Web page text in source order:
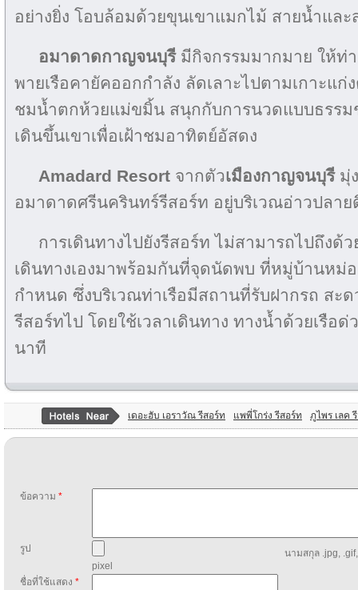
อย่างยิ่ง โอบล้อมด้วยขุนเขาแมกไม้ สายน้ำแล
อมาดาดกาญจนบุรี มีกิจกรรมมากมาย ให้ท่
พายเรือคายัคออกกำลัง ลัดเลาะไปตามเกาะแก่
ชมน้ำตกห้วยแม่ขมิ้น สนุกกับการนวดแบบธรรม
เดินขึ้นเขาเพื่อเฝ้าชมอาทิตย์อัสดง
Amadard Resort จากตัวเมืองกาญจนบุรีมุ่
อมาดาดศรีนครินทร์รีสอร์ท อยู่บริเวณอ่าวปลา
การเดินทางไปยังรีสอร์ท ไม่สามารถไปถึงด้
เดินทางเองมาพร้อมกันที่จุดนัดพบ ที่หมู่บ้านหม่อ
กำหนด ซึ่งบริเวณท่าเรือมีสถานที่รับฝากรถ สะ
รีสอร์ทไป โดยใช้เวลาเดินทาง ทางน้ำด้วยเรื
นาที
เดอะฮับ เอราวัณ รีสอร์ท แพพี่โกร่ง รีสอร์ท ภูไพร เลค
ข้อความ *
รูป
นามสกุล .jpg,
pixel
ชื่อที่ใช้แสดง *